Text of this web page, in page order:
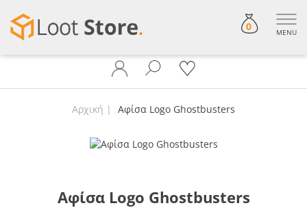
0 MENU
Αρχική Αφίσα Logo Ghostbusters
Αφίσα Logo Ghostbusters